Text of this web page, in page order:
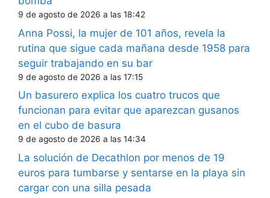
9 de agosto de 2026 a las 18:42
Anna Possi, la mujer de 101 años, revela la
rutina que sigue cada mañana desde 1958 para
seguir trabajando en su bar
9 de agosto de 2026 a las 17:15
Un basurero explica los cuatro trucos que
funcionan para evitar que aparezcan gusanos
en el cubo de basura
9 de agosto de 2026 a las 14:34
La solución de Decathlon por menos de 19
euros para tumbarse y sentarse en la playa sin
cargar con una silla pesada